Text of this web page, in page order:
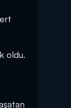
oldu.